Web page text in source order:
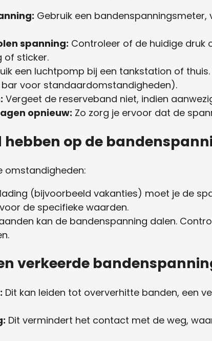
Gebruik een
spanning: Controleer of de huidige druk
of sticker.
een luchtpomp bij een tankstation of
voor standaardomstandigheden).
Vergeet de reserveband niet, indien
opnieuw: Zo zorg je ervoor dat de
hebben op de
omstandigheden:
(bijvoorbeeld vakanties) moet je de
de specifieke waarden.
kan de bandenspanning dalen.
verkeerde
Dit kan leiden tot oververhitte banden, een
Dit vermindert het contact met de weg,